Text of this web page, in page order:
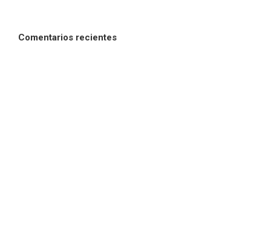
Comentarios recientes